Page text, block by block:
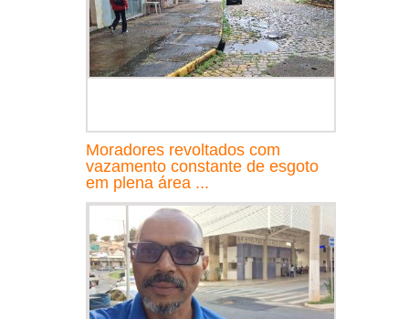
Moradores revoltados com
vazamento constante de esgoto
em plena área ...